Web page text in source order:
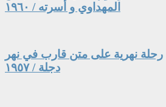
المهداوي و أسرته / ١٩٦٠
رحلة نهرية على متن قارب في نهر
دجلة / ١٩٥٧